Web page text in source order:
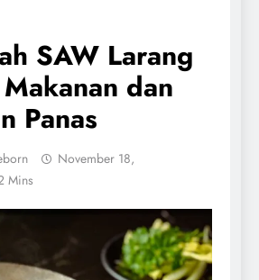
SAW Larang
dan
Panas
November 18,
Mins